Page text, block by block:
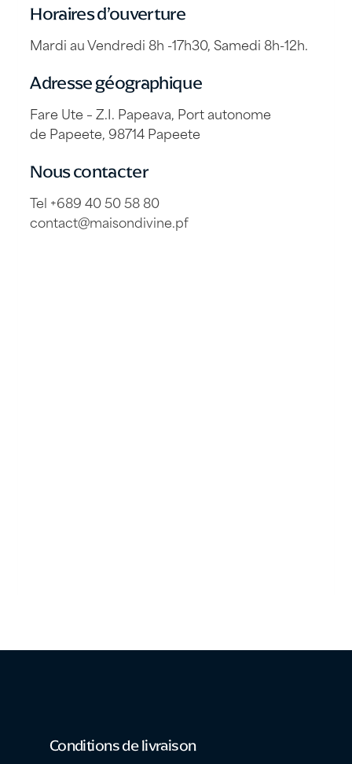
Horaires d’ouverture
Mardi au Vendredi 8h -17h30, Samedi 8h-12h.
Adresse géographique
Fare Ute – Z.I. Papeava, Port autonome
de Papeete, 98714 Papeete
Nous contacter
Tel +689 40 50 58 80
contact@maisondivine.pf
Conditions de livraison